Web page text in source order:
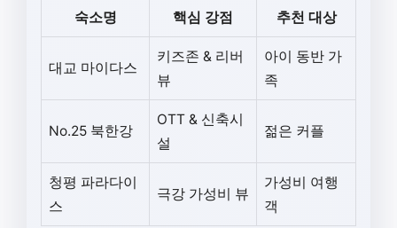
숙소명 핵심 강점 추천 대상
대교 마이다스
키즈존 & 리버
뷰
아이 동반 가
족
No.25 북한강
OTT & 신축시
설
젊은 커플
청평 파라다이
스
극강 가성비 뷰
가성비 여행
객